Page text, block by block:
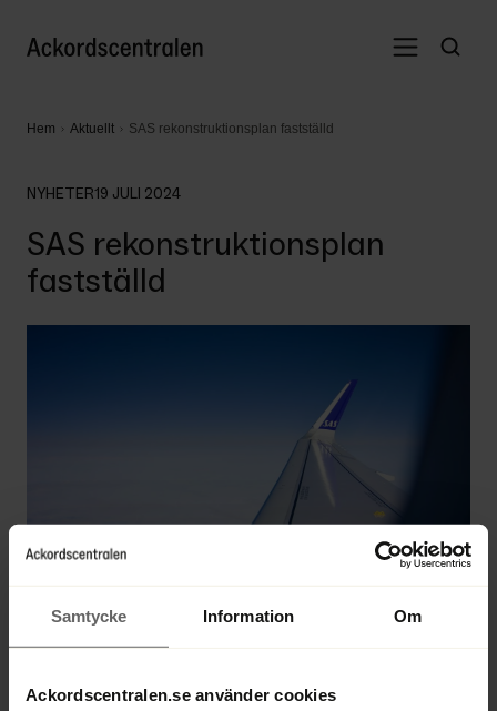
Samtycke Information Om
Ackordscentralen.se använder cookies
Hem Aktuellt SAS rekonstruktionsplan fastställd
NYHETER19 JULI 2024
SAS rekonstruktionsplan
fastställd
juni, rekonstruktionsplanen för SAS AB